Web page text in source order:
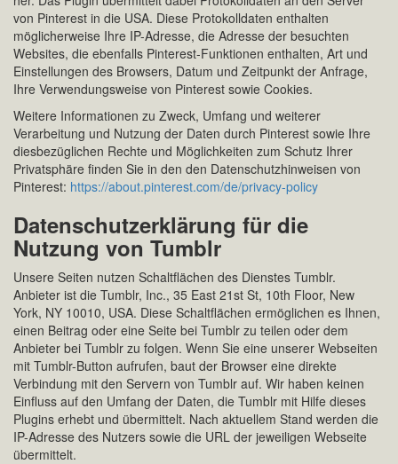
von Pinterest in die USA. Diese Protokolldaten enthalten
möglicherweise Ihre IP-Adresse, die Adresse der besuchten
Websites, die ebenfalls Pinterest-Funktionen enthalten, Art und
Einstellungen des Browsers, Datum und Zeitpunkt der Anfrage,
Ihre Verwendungsweise von Pinterest sowie Cookies.
Weitere Informationen zu Zweck, Umfang und weiterer
Verarbeitung und Nutzung der Daten durch Pinterest sowie Ihre
diesbezüglichen Rechte und Möglichkeiten zum Schutz Ihrer
Privatsphäre finden Sie in den den Datenschutzhinweisen von
Pinterest: https://about.pinterest.com/de/privacy-policy
Datenschutzerklärung für die
Nutzung von Tumblr
Unsere Seiten nutzen Schaltflächen des Dienstes Tumblr.
Anbieter ist die Tumblr, Inc., 35 East 21st St, 10th Floor, New
York, NY 10010, USA. Diese Schaltflächen ermöglichen es Ihnen,
einen Beitrag oder eine Seite bei Tumblr zu teilen oder dem
Anbieter bei Tumblr zu folgen. Wenn Sie eine unserer Webseiten
mit Tumblr-Button aufrufen, baut der Browser eine direkte
Verbindung mit den Servern von Tumblr auf. Wir haben keinen
Einfluss auf den Umfang der Daten, die Tumblr mit Hilfe dieses
Plugins erhebt und übermittelt. Nach aktuellem Stand werden die
IP-Adresse des Nutzers sowie die URL der jeweiligen Webseite
übermittelt.